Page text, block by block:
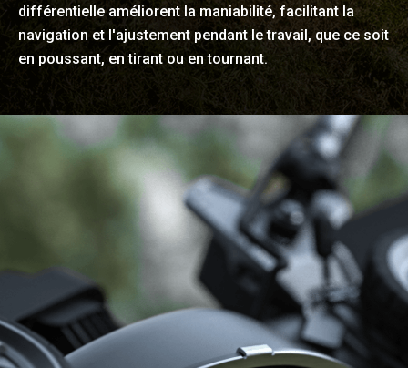
différentielle améliorent la maniabilité, facilitant la
navigation et l'ajustement pendant le travail, que ce soit
en poussant, en tirant ou en tournant.